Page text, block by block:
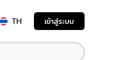
TH เข้าสู่ระบบ